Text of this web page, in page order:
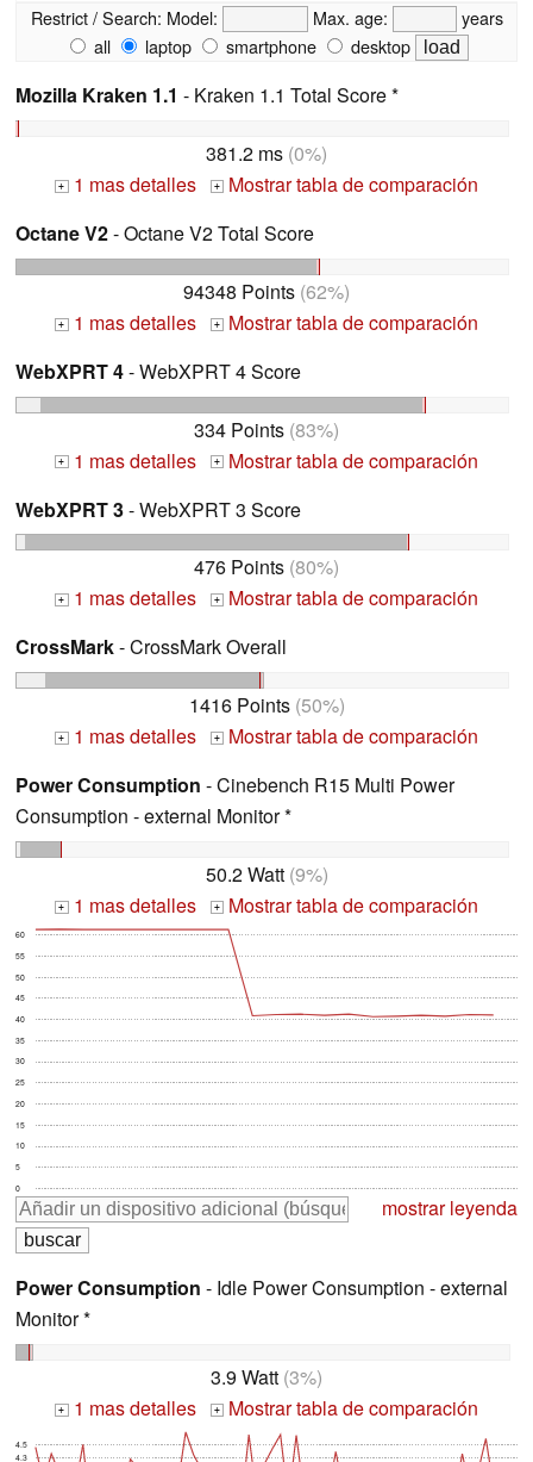
Restrict / Search: Model: Max. age:
years
all
laptop smartphone desktop
Mozilla Kraken 1.1 - Kraken 1.1 Total Score *
381.2 ms (0%)
+ 1 mas detalles +
Mostrar tabla de comparación
Octane V2- Octane V2 Total Score
94348 Points (62%)
+ 1 mas detalles +
Mostrar tabla de comparación
WebXPRT 4- WebXPRT 4 Score
334 Points (83%)
+ 1 mas detalles +
Mostrar tabla de comparación
WebXPRT 3- WebXPRT 3 Score
476 Points (80%)
+ 1 mas detalles +
Mostrar tabla de comparación
CrossMark- CrossMark Overall
1416 Points(50%)
+ 1 mas detalles +
Mostrar tabla de comparación
Power Consumption - Cinebench R15 Multi Power
Consumption - external Monitor *
50.2 Watt(9%)
+ 1 mas detalles + Mostrar tabla de comparación
0
5
10
15
20
25
30
35
40
45
50
55
60
mostrar leyenda
Power Consumption - Idle Power Consumption - external
Monitor *
3.9 Watt (3%)
+ 1 mas detalles + Mostrar tabla de comparación
4.3
4.5